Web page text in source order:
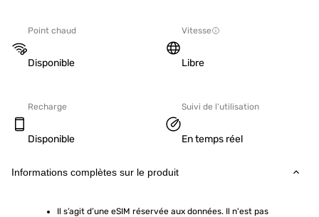
Point chaud
Disponible
Vitesse
Libre
Recharge
Disponible
Suivi de l'utilisation
En temps réel
Informations complètes sur le produit
Il s’agit d’une eSIM réservée aux données. Il n'est pas